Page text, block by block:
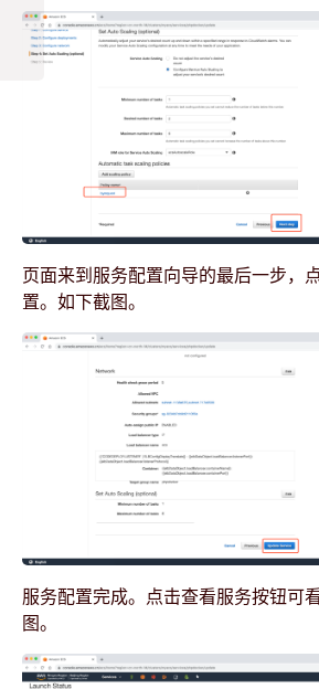
页面来到服务配置向导的最后一步，
置。如下截图。
服务配置完成。点击查看服务按钮可
图。